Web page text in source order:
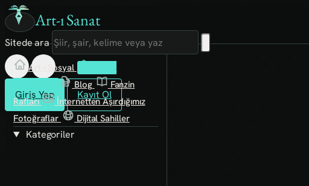
Art-ı Sanat
Sitede ara
Giriş Yap Kayıt Ol
Art-ı Sosyal
Blog
Fanzin
Rafları
İnternetten Aşırdığımız
Fotoğraflar
Dijital Sahiller
Kategoriler